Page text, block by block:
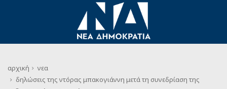
αρχική
νεα
δηλώσεις της ντόρας μπακογιάννη μετά τη συνεδρίαση της